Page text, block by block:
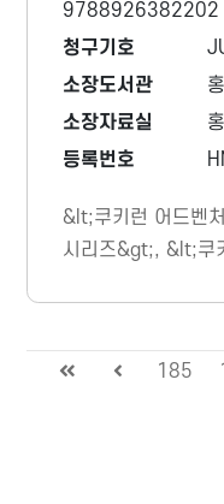
9788926382202
청구기호
소장도서관
소장자료실
등록번호
&lt;쿠키런 어드벤
시리즈&gt;, &lt;쿠
함과 유용한 안전
다.
185